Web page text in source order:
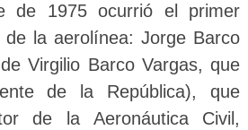
de 1975 ocurrió el primer
de la aerolínea: Jorge Barco
Virgilio Barco Vargas, que
de la República), que
de la Aeronáutica Civil,